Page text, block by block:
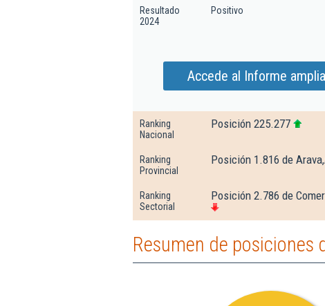
Resultado
2024
Positivo
Accede al Informe
Ranking
Nacional
Posición 225.277
Ranking
Provincial
Posición 1.816 de
Ranking
Sectorial
Posición 2.786 de
Resumen de posiciones